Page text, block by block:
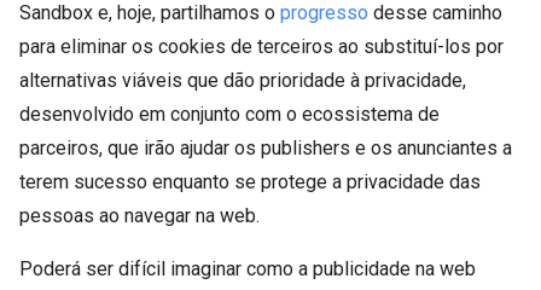
Sandbox e, hoje, partilhamos o progresso desse caminho
para eliminar os cookies de terceiros ao substituí-los por
alternativas viáveis que dão prioridade à privacidade,
desenvolvido em conjunto com o ecossistema de
parceiros, que irão ajudar os publishers e os anunciantes a
terem sucesso enquanto se protege a privacidade das
pessoas ao navegar na web.
Poderá ser difícil imaginar como a publicidade na web